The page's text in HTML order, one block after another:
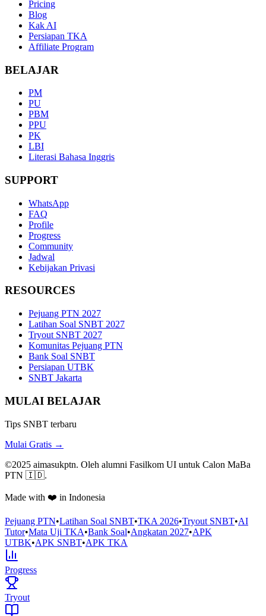
Pricing
Blog
Kak AI
Persiapan TKA
Affiliate Program
BELAJAR
PM
PU
PBM
PPU
PK
LBI
Literasi Bahasa Inggris
SUPPORT
WhatsApp
FAQ
Profile
Progress
Community
Jadwal
Kebijakan Privasi
RESOURCES
Pejuang PTN 2027
Latihan Soal SNBT 2027
Tryout SNBT 2027
Komunitas Pejuang PTN
Bank Soal SNBT
Persiapan UTBK
SNBT Jakarta
MULAI BELAJAR
Tips SNBT terbaru
Mulai Gratis →
©2025 aimasukptn. Oleh alumni Fasilkom UI untuk Calon MaBa
PTN 🇮🇩.
Made with ❤️ in Indonesia
Pejuang PTN•Latihan Soal SNBT•TKA 2026•Tryout SNBT•AI
Tutor•Mata Uji TKA•Bank Soal•Angkatan 2027•APK
UTBK•APK SNBT•APK TKA
Progress
Tryout